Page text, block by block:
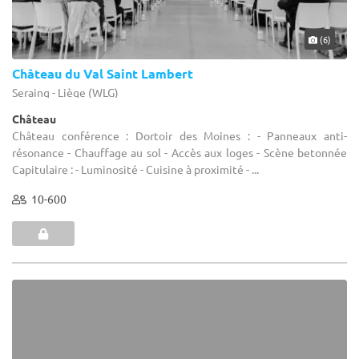
(6)
Château du Val Saint Lambert
Seraing - Liège (WLG)
Château
Château conférence : Dortoir des Moines : - Panneaux anti-
résonance - Chauffage au sol - Accès aux loges - Scène betonnée
Capitulaire : - Luminosité - Cuisine à proximité - ...
10-600